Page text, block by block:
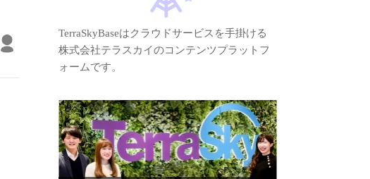
TerraSkyBaseはクラウドサービスを手掛ける
株式会社テラスカイのコンテンツプラットフ
ォームです。